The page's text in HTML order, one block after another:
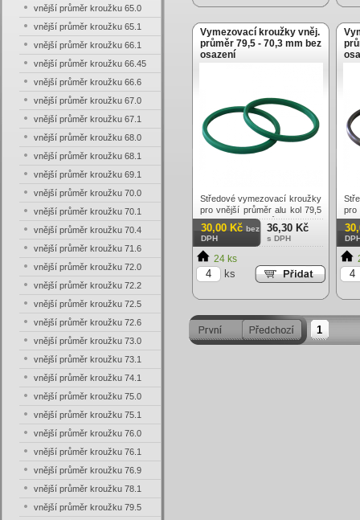
Vymezovací kroužky vněj.
průměr 79,5 - 70,3 mm bez
osazení
Středové vymezovací kroužky
pro vnější průměr alu kol 79,5
mm na vnitřní průměr náboje
70,3 mm bez osazení.
Tvrzený plast - vysoká
odolnost. Cena za 1 ks
kroužku.
30,00 Kč bez
DPH
36,30 Kč
s DPH
24 ks
ks
pro
1
vnější průměr kroužku 65.0
vnější průměr kroužku 65.1
vnější průměr kroužku 66.1
vnější průměr kroužku 66.45
vnější průměr kroužku 66.6
vnější průměr kroužku 67.0
vnější průměr kroužku 67.1
vnější průměr kroužku 68.0
vnější průměr kroužku 68.1
vnější průměr kroužku 69.1
vnější průměr kroužku 70.0
vnější průměr kroužku 70.1
vnější průměr kroužku 70.4
vnější průměr kroužku 71.6
vnější průměr kroužku 72.0
vnější průměr kroužku 72.2
vnější průměr kroužku 72.5
vnější průměr kroužku 72.6
vnější průměr kroužku 73.0
vnější průměr kroužku 73.1
vnější průměr kroužku 74.1
vnější průměr kroužku 75.0
vnější průměr kroužku 75.1
vnější průměr kroužku 76.0
vnější průměr kroužku 76.1
vnější průměr kroužku 76.9
vnější průměr kroužku 78.1
vnější průměr kroužku 79.5